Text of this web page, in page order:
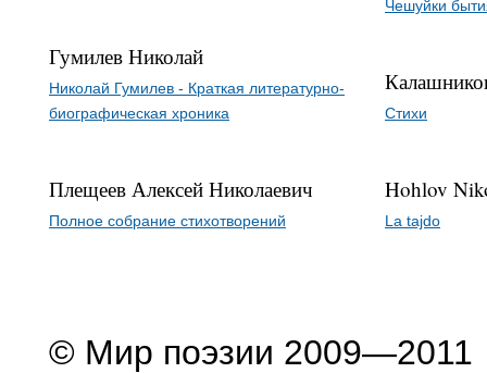
Гумилев Николай
Николай Гумилев - Краткая литературно-
биографическая хроника
Плещеев Алексей Николаевич
Полное собрание стихотворений
Чешуйки
Стихи
Hohlov
La tajdo
© Мир поэзии 2009—2011